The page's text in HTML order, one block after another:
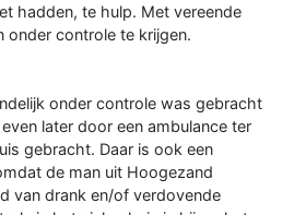
hadden, te hulp. Met vereende
onder controle te krijgen.
onder controle was gebracht
later door een ambulance ter
gebracht. Daar is ook een
de man uit Hoogezand
van drank en/of verdovende